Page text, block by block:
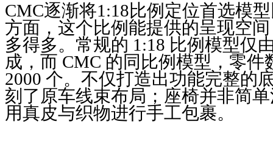
CMC逐渐将1:18比例定位首选模
方面，这个比例能提供的呈现空
多得多。常规的 1:18 比例模型仅
成，而 CMC 的同比例模型，零
2000 个。不仅打造出功能完整的
刻了原车线束布局；座椅并非简
用真皮与织物进行手工包裹。